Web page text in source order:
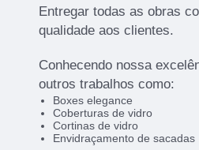
Entregar todas as obras
qualidade aos clientes.
Conhecendo nossa
outros trabalhos como:
Boxes elegance
Coberturas de vidro
Cortinas de vidro
Envidraçamento de sacadas